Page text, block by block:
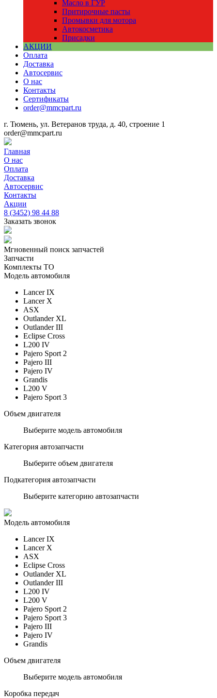
Масло в ГУР
Притирочные пасты
Промывки для мотора
Автокосметика
Присадки
АКЦИИ
Оплата
Доставка
Автосервис
О нас
Контакты
Сертификаты
order@mmcpart.ru
г. Тюмень, ул. Ветеранов труда, д. 40, строение 1
order@mmcpart.ru
Главная
О нас
Оплата
Доставка
Автосервис
Контакты
Акции
8 (3452) 98 44 88
Заказать звонок
Мгновенный поиск запчастей
Запчасти
Комплекты ТО
Модель автомобиля
Lancer IX
Lancer X
ASX
Outlander XL
Outlander III
Eclipse Cross
L200 IV
Pajero Sport 2
Pajero III
Pajero IV
Grandis
L200 V
Pajero Sport 3
Объем двигателя
Выберите модель автомобиля
Категория автозапчасти
Выберите объем двигателя
Подкатегория автозапчасти
Выберите категорию автозапчасти
Модель автомобиля
Lancer IX
Lancer X
ASX
Eclipse Cross
Outlander XL
Outlander III
L200 IV
L200 V
Pajero Sport 2
Pajero Sport 3
Pajero III
Pajero IV
Grandis
Объем двигателя
Выберите модель автомобиля
Коробка передач